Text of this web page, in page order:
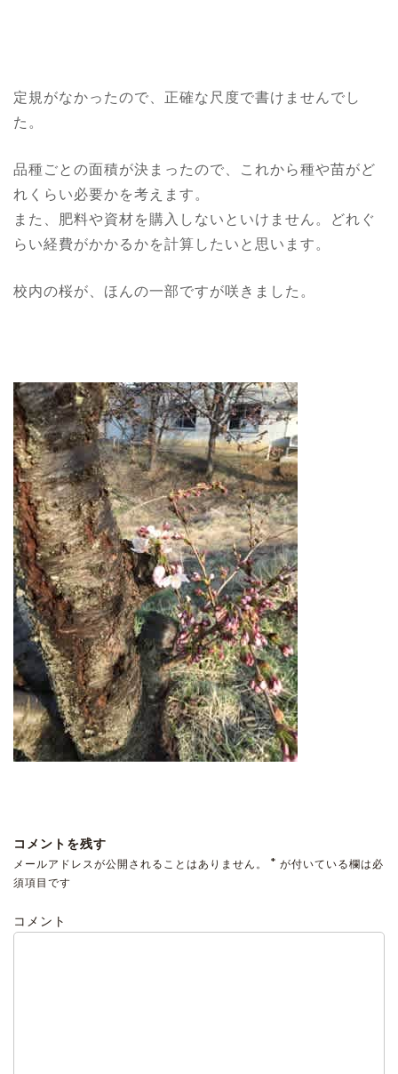
定規がなかったので、正確な尺度で書けませんでし
た。
品種ごとの面積が決まったので、これから種や苗がど
れくらい必要かを考えます。
また、肥料や資材を購入しないといけません。どれぐ
らい経費がかかるかを計算したいと思います。
校内の桜が、ほんの一部ですが咲きました。
コメントを残す
メールアドレスが公開されることはありません。 * が付いている欄は必
須項目です
コメント